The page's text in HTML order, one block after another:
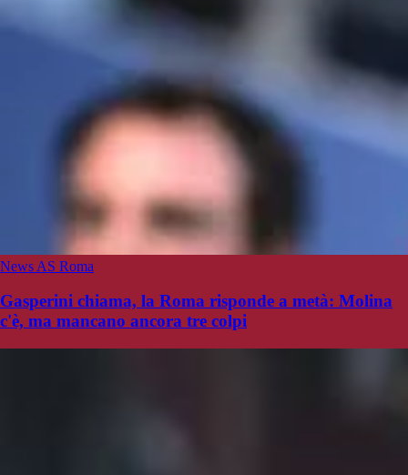
News AS Roma
Gasperini chiama, la Roma risponde a metà: Molina
c'è, ma mancano ancora tre colpi